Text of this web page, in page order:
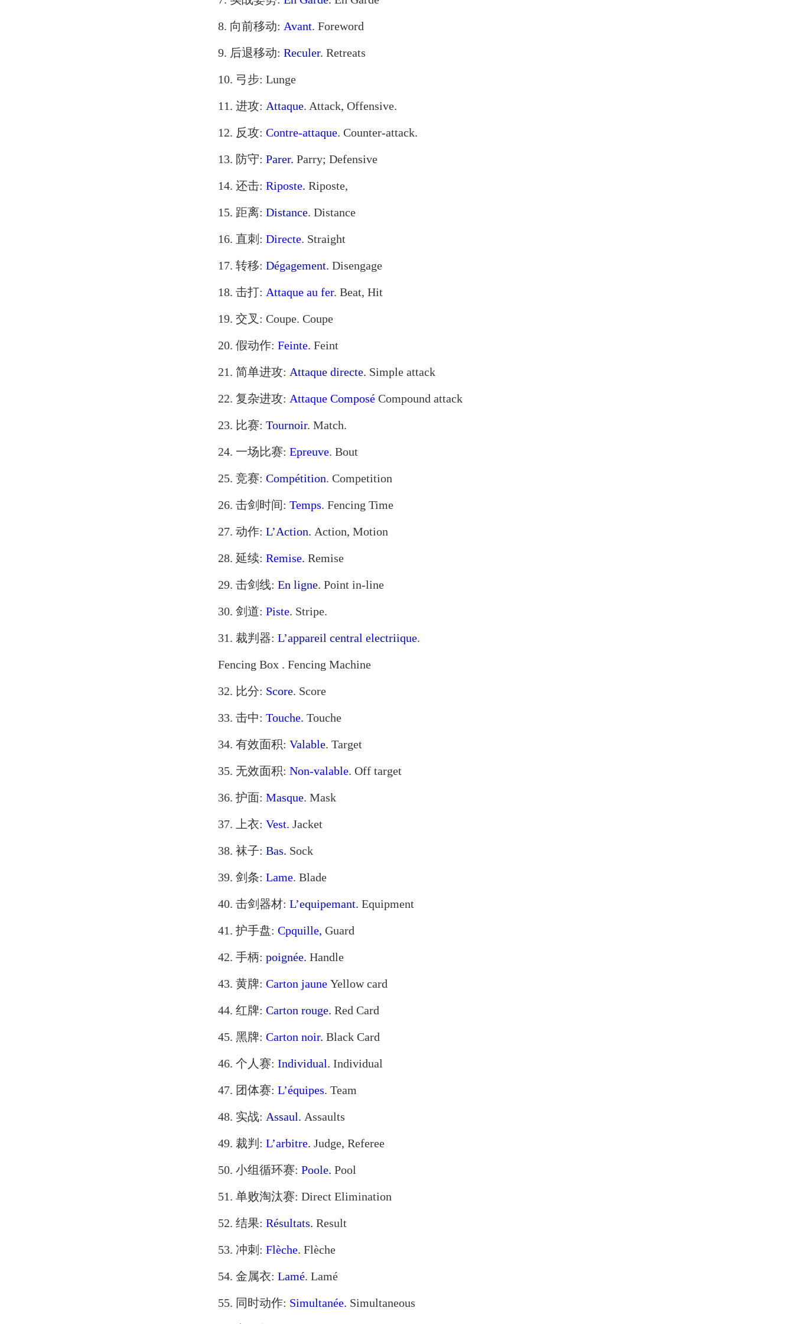
8. 向前移动: Avant. Foreword
9. 后退移动: Reculer. Retreats
10. 弓步: Lunge
11. 进攻: Attaque. Attack, Offensive.
12. 反攻: Contre-attaque. Counter-attack.
13. 防守: Parer. Parry; Defensive
14. 还击: Riposte. Riposte,
15. 距离: Distance. Distance
16. 直刺: Directe. Straight
17. 转移: Dégagement. Disengage
18. 击打: Attaque au fer. Beat, Hit
19. 交叉: Coupe. Coupe
20. 假动作: Feinte. Feint
21. 简单进攻: Attaque directe. Simple attack
22. 复杂进攻: Attaque Composé Compound attack
23. 比赛: Tournoir. Match.
24. 一场比赛: Epreuve. Bout
25. 竞赛: Compétition. Competition
26. 击剑时间: Temps. Fencing Time
27. 动作: L’Action. Action, Motion
28. 延续: Remise. Remise
29. 击剑线: En ligne. Point in-line
30. 剑道: Piste. Stripe.
31. 裁判器: L’appareil central electriique.
Fencing Box . Fencing Machine
32. 比分: Score. Score
33. 击中: Touche. Touche
34. 有效面积: Valable. Target
35. 无效面积: Non-valable. Off target
36. 护面: Masque. Mask
37. 上衣: Vest. Jacket
38. 袜子: Bas. Sock
39. 剑条: Lame. Blade
40. 击剑器材: L’equipemant. Equipment
41. 护手盘: Cpquille, Guard
42. 手柄: poignée. Handle
43. 黄牌: Carton jaune Yellow card
44. 红牌: Carton rouge. Red Card
45. 黑牌: Carton noir. Black Card
46. 个人赛: Individual. Individual
47. 团体赛: L’équipes. Team
48. 实战: Assaul. Assaults
49. 裁判: L’arbitre. Judge, Referee
50. 小组循环赛: Poole. Pool
51. 单败淘汰赛: Direct Elimination
52. 结果: Résultats. Result
53. 冲刺: Flèche. Flèche
54. 金属衣: Lamé. Lamé
55. 同时动作: Simultanée. Simultaneous